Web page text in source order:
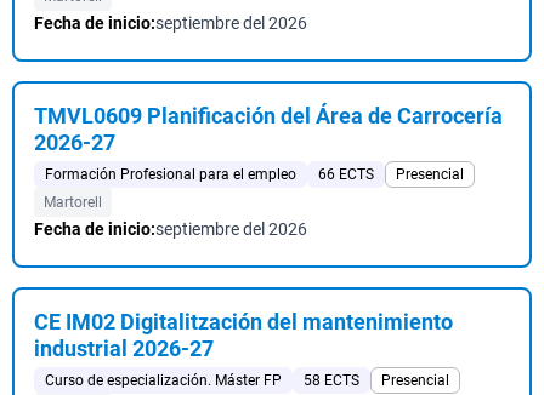
Fecha de inicio:septiembre del 2026
TMVL0609 Planificación del Área de Carrocería
2026-27
Formación Profesional para el empleo 66 ECTS
Presencial
Martorell
Fecha de inicio:septiembre del 2026
CE IM02 Digitalitzación del mantenimiento
industrial 2026-27
Curso de especialización. Máster FP 58 ECTS
Presencial